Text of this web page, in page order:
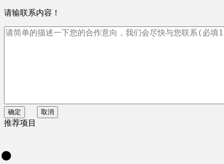
请输联系内容！
确定 取消
推荐项目